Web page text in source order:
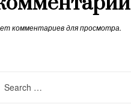
комментариев для просмотра.